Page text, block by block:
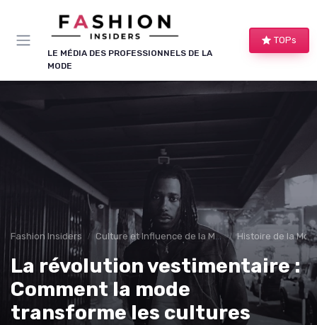
LE MÉDIA DES PROFESSIONNELS DE LA
MODE
TOPs
Fashion Insiders Culture et Influence de la Mode Histoire de la
La révolution vestimentaire :
Comment la mode
transforme les cultures